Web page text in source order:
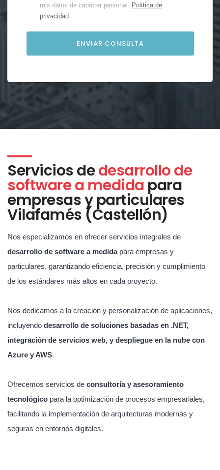
mis datos de carácter personal. Política de
privacidad.
Servicios dedesarrollo de
software a medida para
empresas y particulares
Vilafamés (Castellón)
Nos especializamos en ofrecer servicios integrales de
desarrollo de software a medidapara empresas y
particulares, garantizando eficiencia, precisión y cumplimiento
de los estándares más altos en cada proyecto.
Nos dedicamos a la creación y personalización de aplicaciones,
incluyendo desarrollo de soluciones basadas en .NET,
integración de servicios web, y despliegue en la nube con
Azure y AWS.
Ofrecemos servicios de consultoría y asesoramiento
tecnológico para la optimización de procesos empresariales,
facilitando la implementación de arquitecturas modernas y
seguras en entornos digitales.